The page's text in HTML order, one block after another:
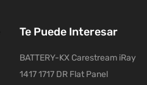
Te Puede Interesar
BATTERY-KX Carestream iRay
1417 1717 DR Flat Panel